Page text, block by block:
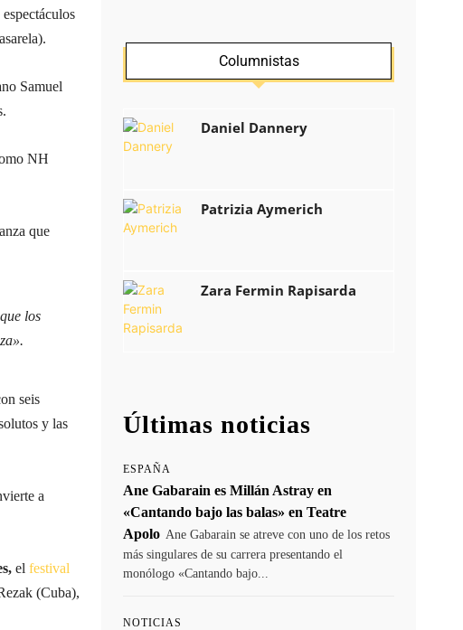
Samuel
NH
que
los
seis
y las
a
el festival
(Cuba),
Columnistas
Daniel Dannery
Patrizia Aymerich
Zara Fermin Rapisarda
Últimas noticias
ESPAÑA
Ane Gabarain es Millán Astray en
«Cantando bajo las balas» en Teatre
Apolo Ane Gabarain se atreve con uno de los retos
más singulares de su carrera presentando el
monólogo «Cantando bajo...
NOTICIAS